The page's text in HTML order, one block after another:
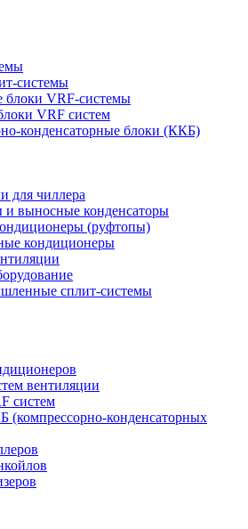
системы
блоки VRF-cистемы
VRF cистем
конденсаторные блоки (ККБ)
для чиллера
и выносные конденсаторы
(руфтопы)
кондиционеры
сплит-системы
вентиляции
систем
конденсаторных